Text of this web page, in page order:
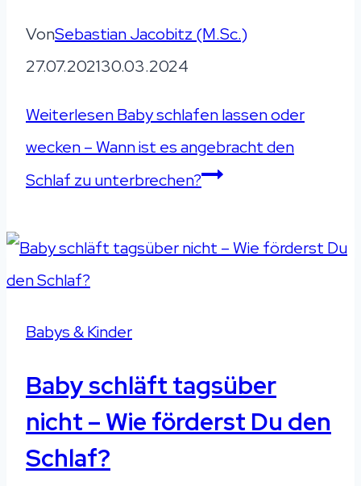
VonSebastian Jacobitz (M.Sc.)
27.07.202130.03.2024
WeiterlesenBaby schlafen lassen oder
wecken – Wann ist es angebracht den
Schlaf zu unterbrechen?
Babys & Kinder
Baby schläft tagsüber
nicht – Wie förderst Du den
Schlaf?